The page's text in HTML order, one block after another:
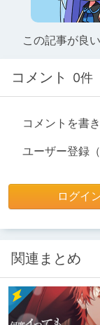
この記事が良
コメント 0件
コメントを書
ユーザー登録
ログイ
関連まとめ